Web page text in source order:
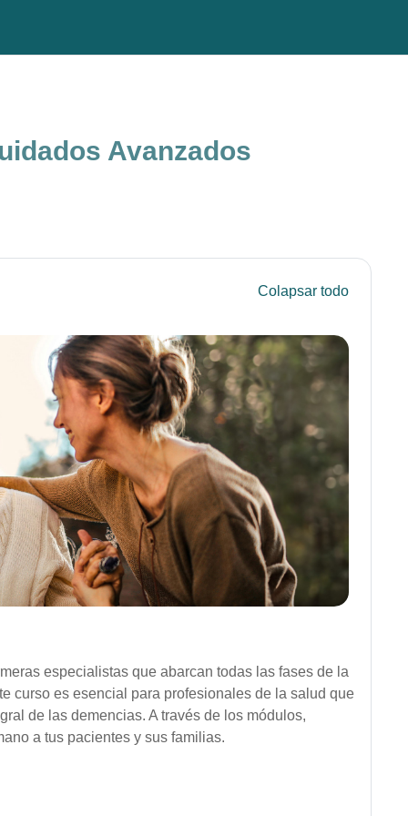
Avanzados
Colapsar todo
especialistas que abarcan todas las fases de la
curso es esencial para profesionales de la salud que
de las demencias. A través de los módulos,
a tus pacientes y sus familias.